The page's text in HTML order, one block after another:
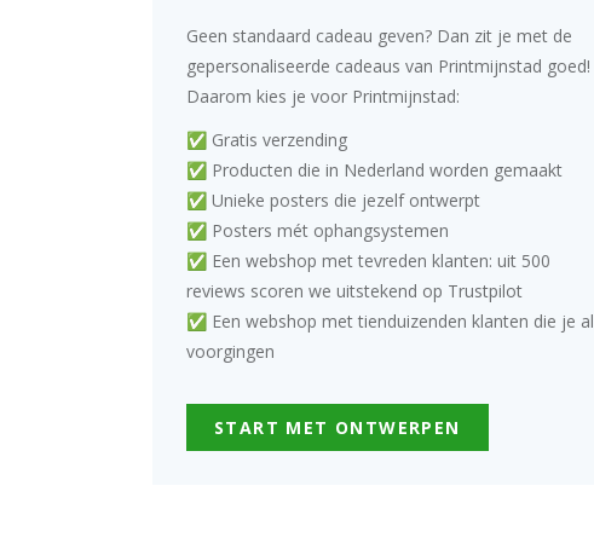
Geen standaard cadeau geven? Dan zit je met de
gepersonaliseerde cadeaus van Printmijnstad goed!
Daarom kies je voor Printmijnstad:
✅ Gratis verzending
✅ Producten die in Nederland worden gemaakt
✅ Unieke posters die jezelf ontwerpt
✅ Posters mét ophangsystemen
✅ Een webshop met tevreden klanten: uit 500
reviews scoren we uitstekend op Trustpilot
✅ Een webshop met tienduizenden klanten die je al
voorgingen
START MET ONTWERPEN